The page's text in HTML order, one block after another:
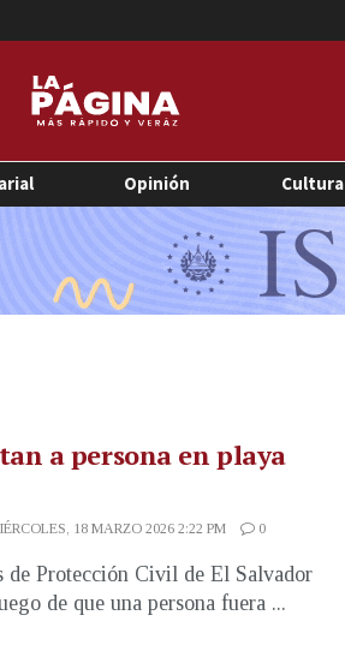
Opinión Cultura
a persona en playa
18 MARZO 2026 2:22 PM 0
de Protección Civil de El Salvador
de que una persona fuera ...